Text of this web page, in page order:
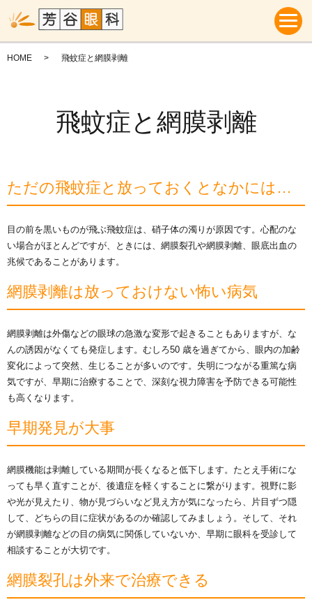
HOME 飛蚊症と網膜剥離
飛蚊症と網膜剥離
ただの飛蚊症と放っておくとなかには…
目の前を黒いものが飛ぶ飛蚊症は、硝子体の濁りが原因です。心配のな
い場合がほとんどですが、ときには、網膜裂孔や網膜剥離、眼底出血の
兆候であることがあります。
網膜剥離は放っておけない怖い病気
網膜剥離は外傷などの眼球の急激な変形で起きることもありますが、な
んの誘因がなくても発症します。むしろ50 歳を過ぎてから、眼内の加齢
変化によって突然、生じることが多いのです。失明につながる重篤な病
気ですが、早期に治療することで、深刻な視力障害を予防できる可能性
も高くなります。
早期発見が大事
網膜機能は剥離している期間が長くなると低下します。たとえ手術にな
っても早く直すことが、後遺症を軽くすることに繋がります。視野に影
や光が見えたり、物が見づらいなど見え方が気になったら、片目ずつ隠
して、どちらの目に症状があるのか確認してみましょう。そして、それ
が網膜剥離などの目の病気に関係していないか、早期に眼科を受診して
相談することが大切です。
網膜裂孔は外来で治療できる